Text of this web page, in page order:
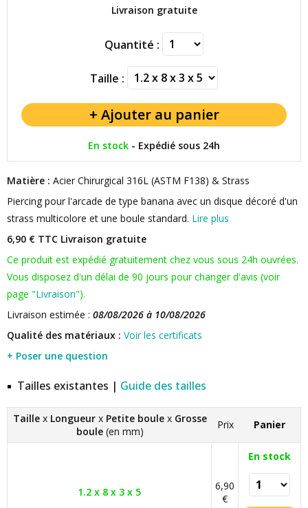
Livraison gratuite
Quantité :
Taille :
En stock - Expédié sous 24h
Matière : Acier Chirurgical 316L (ASTM F138) & Strass
Piercing pour l'arcade de type banana avec un disque décoré d'un
strass multicolore et une boule standard. Lire plus
6,90 € TTC Livraison gratuite
Ce produit est expédié gratuitement chez vous sous 24h ouvrées.
Vous disposez d'un délai de 90 jours pour changer d'avis (voir
page "Livraison").
Livraison estimée : 08/08/2026 à 10/08/2026
Qualité des matériaux : Voir les certificats
+ Poser une question
Tailles existantes | Guide des tailles
Taille x Longueur x Petite boule x Grosse
boule (en mm)
Prix Panier
1.2 x 8 x 3 x 5
6,90
€
En stock